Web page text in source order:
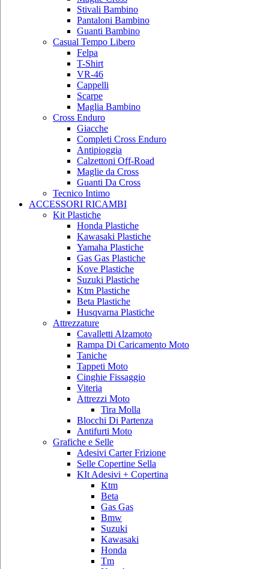
Stivali Bambino
Pantaloni Bambino
Guanti Bambino
Casual Tempo Libero
Felpa
T-Shirt
VR-46
Cappelli
Scarpe
Maglia Bambino
Cross Enduro
Giacche
Completi Cross Enduro
Antipioggia
Calzettoni Off-Road
Maglie da Cross
Guanti Da Cross
Tecnico Intimo
ACCESSORI RICAMBI
Kit Plastiche
Honda Plastiche
Kawasaki Plastiche
Yamaha Plastiche
Gas Gas Plastiche
Kove Plastiche
Suzuki Plastiche
Ktm Plastiche
Beta Plastiche
Husqvarna Plastiche
Attrezzature
Cavalletti Alzamoto
Rampa Di Caricamento Moto
Taniche
Tappeti Moto
Cinghie Fissaggio
Viteria
Attrezzi Moto
Tira Molla
Blocchi Di Partenza
Antifurti Moto
Grafiche e Selle
Adesivi Carter Frizione
Selle Copertine Sella
KIt Adesivi + Copertina
Ktm
Beta
Gas Gas
Bmw
Suzuki
Kawasaki
Honda
Tm